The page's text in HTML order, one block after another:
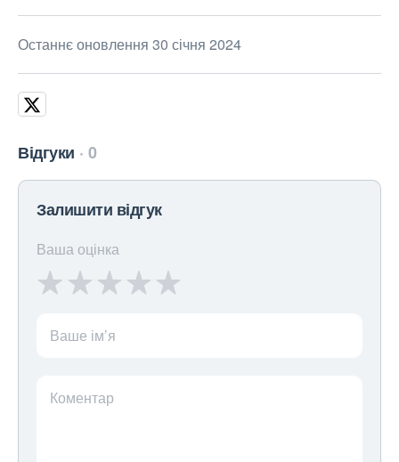
Останнє оновлення 30 січня 2024
Відгуки 0
Залишити відгук
Ваша оцінка
Ваше ім’я
Коментар